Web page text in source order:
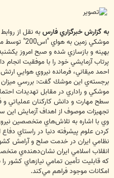
به گزارش خبرگزاري فارسبه نقل از
موشكي زمين
بهينه و بازسازي شده و صبح امروز
پرتاب آزمايشي خود را با موفقيت انجام
احمد ميقاني، فرمانده نيروي هوايي
برجسته‌‌ي اين موشك گفت: بررسي ميزان
موشكي و راداري در مقابل تهديدات
سطح مهارت و دانش كاركنان عملياتي
تجهيزات موصوف از اهداف آزمايش
وي با اشاره به تلاش‌هاي متخصصين
كردن علوم پيشرفته دنيا در راستاي
نظامي ايران در خدمت صلح و آرامش
انقلاب اسلامي ايران نشان‌دهنده‌ي
كه قابليت‌ تأمين تمامي نيازهاي كشور
امكانات موجود فراهم مي‌كند.